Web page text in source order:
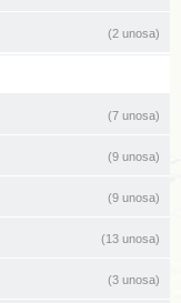
(2 unosa)
(7 unosa)
(9 unosa)
(9 unosa)
(13 unosa)
(3 unosa)